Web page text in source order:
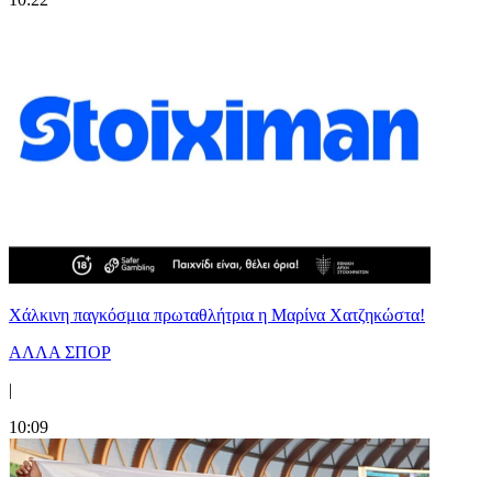
Χάλκινη παγκόσμια πρωταθλήτρια η Μαρίνα Χατζηκώστα!
ΑΛΛΑ ΣΠΟΡ
|
10:09